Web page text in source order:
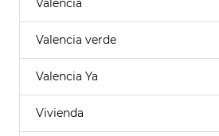
Valencia verde
Valencia Ya
Vivienda